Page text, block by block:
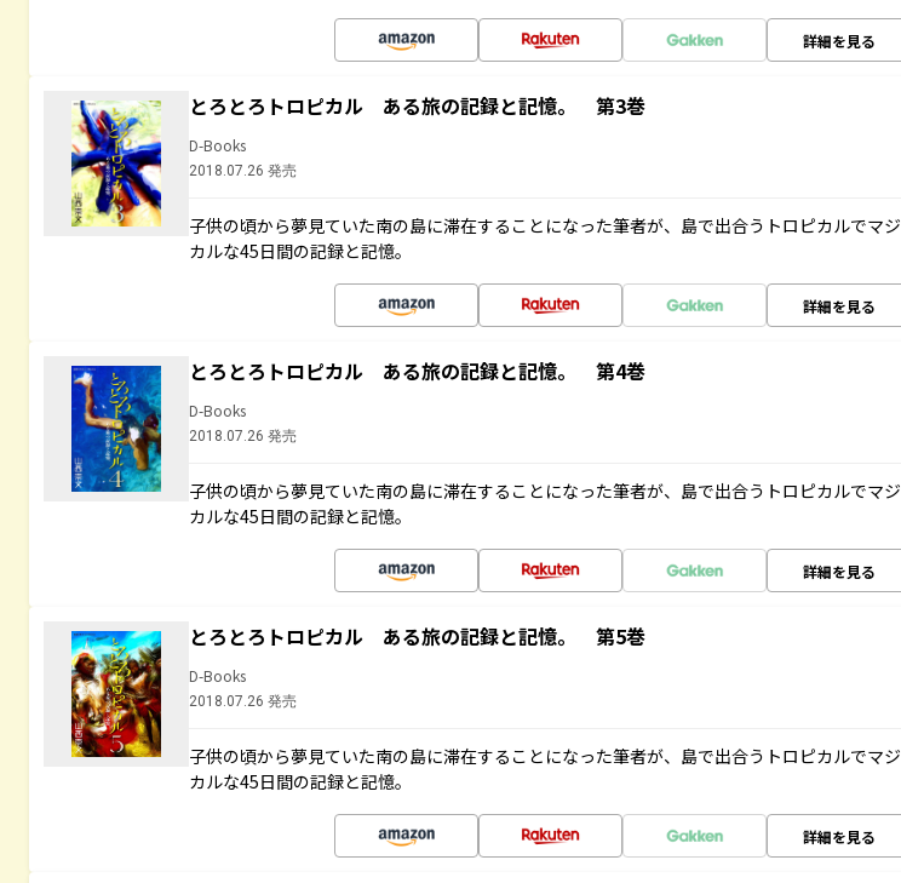
詳細を見る
とろとろトロピカル ある旅の記録と記憶。 第3巻
D-Books
2018.07.26 発売
子供の頃から夢見ていた南の島に滞在することになった筆者が、島で出合うトロピカルでマジ
カルな45日間の記録と記憶。
詳細を見る
とろとろトロピカル ある旅の記録と記憶。 第4巻
D-Books
2018.07.26 発売
子供の頃から夢見ていた南の島に滞在することになった筆者が、島で出合うトロピカルでマジ
カルな45日間の記録と記憶。
詳細を見る
とろとろトロピカル ある旅の記録と記憶。 第5巻
D-Books
2018.07.26 発売
子供の頃から夢見ていた南の島に滞在することになった筆者が、島で出合うトロピカルでマジ
カルな45日間の記録と記憶。
詳細を見る